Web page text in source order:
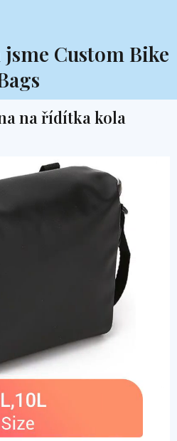
Custom Bike
na řídítka kola